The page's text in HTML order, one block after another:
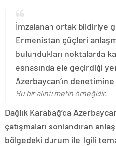
İmzalanan ortak bildiriye
Ermenistan güçleri
bulundukları noktalarda
esnasında ele geçirdiği
Azerbaycan’ın
Bu bir alıntı metin örneğidir.
Dağlık Karabağ’da
çatışmaları sonlandıran
bölgedeki durum ile ilgili